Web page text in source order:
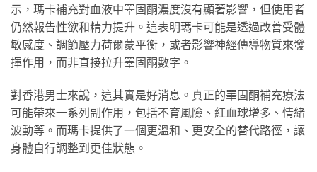
示，瑪卡補充對血液中睪固酮濃度沒有顯著影響，但使用者
仍然報告性欲和精力提升。這表明瑪卡可能是透過改善受體
敏感度、調節壓力荷爾蒙平衡，或者影響神經傳導物質來發
揮作用，而非直接拉升睪固酮數字。
對香港男士來說，這其實是好消息。真正的睪固酮補充療法
可能帶來一系列副作用，包括不育風險、紅血球增多、情緒
波動等。而瑪卡提供了一個更溫和、更安全的替代路徑，讓
身體自行調整到更佳狀態。